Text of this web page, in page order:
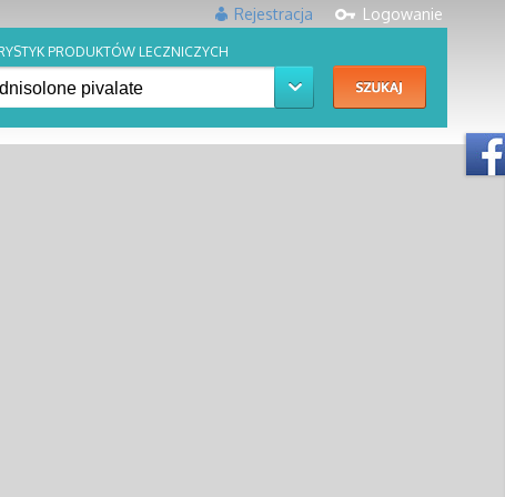
Logowanie
Rejestracja
PRODUKTÓW LECZNICZYCH